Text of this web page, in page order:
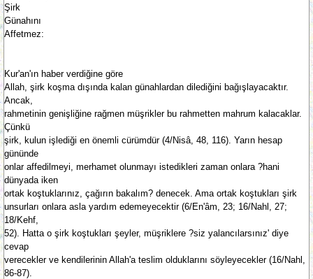
Şirk
Günahını
Affetmez:
Kur'an'ın haber verdiğine göre
Allah, şirk koşma dışında kalan günahlardan dilediğini bağışlayacaktır.
Ancak,
rahmetinin genişliğine rağmen müşrikler bu rahmetten mahrum kalacaklar.
Çünkü
şirk, kulun işlediği en önemli cürümdür (4/Nisâ, 48, 116). Yarın hesap
gününde
onlar affedilmeyi, merhamet olunmayı istedikleri zaman onlara ?hani
dünyada iken
ortak koştuklarınız, çağırın bakalım? denecek. Ama ortak koştukları şirk
unsurları onlara asla yardım edemeyecektir (6/En'âm, 23; 16/Nahl, 27;
18/Kehf,
52). Hatta o şirk koştukları şeyler, müşriklere ?siz yalancılarsınız' diye
cevap
verecekler ve kendilerinin Allah'a teslim olduklarını söyleyecekler (16/Nahl,
86-87).